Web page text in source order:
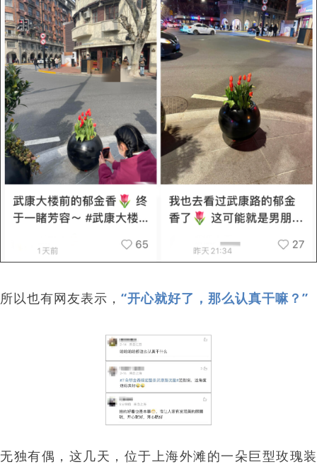
所以也有网友表示 ， “开心就好了，那么认真干嘛？”
无独有偶，这几天，位于上海外滩的一朵巨型玫瑰装